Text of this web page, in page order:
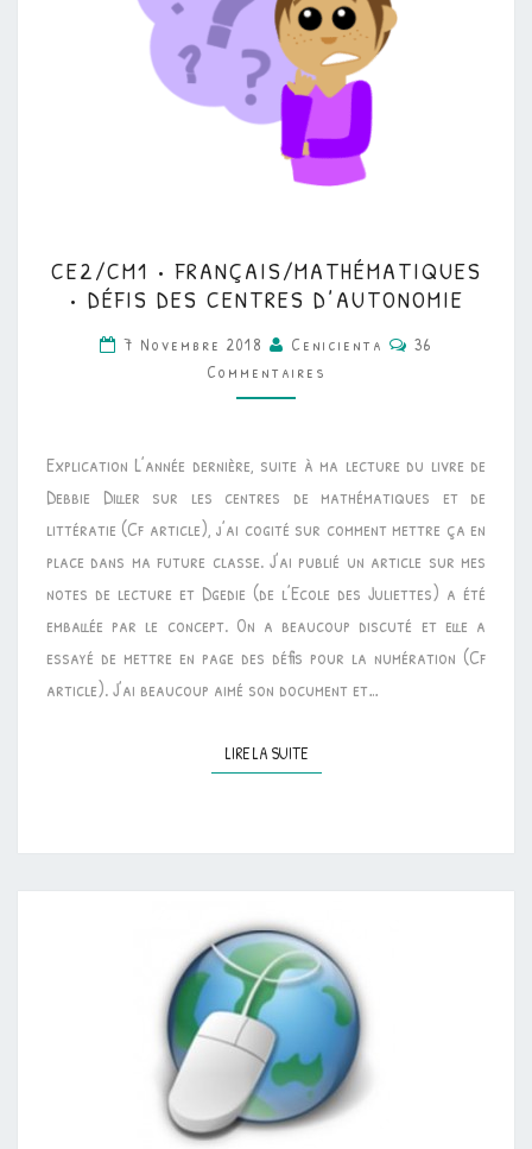
•
FRANÇAIS/
•
DÉFIS
D’AUTONOMIE
CE2/CM1 • FRANÇAIS/MATHÉMATIQUES
• DÉFIS DES CENTRES D’AUTONOMIE
7 Novembre 2018 Cenicienta Commentaires
36
Commentaires
Explication L’année dernière, suite à ma lecture du livre de
Debbie Diller sur les centres de mathématiques et de
littératie (Cf article), j’ai cogité sur comment mettre ça en
place dans ma future classe. J’ai publié un article sur mes
notes de lecture et Dgedie (de l’Ecole des Juliettes) a été
emballée par le concept. On a beaucoup discuté et elle a
essayé de mettre en page des défis pour la numération (Cf
article). J’ai beaucoup aimé son document et…
LIRE LA SUITELIRE LA SUITE